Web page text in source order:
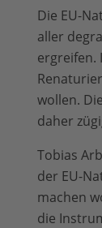
Die EU-
aller
ergreifen.
wollen.
daher
Tobias
der EU-
machen
die